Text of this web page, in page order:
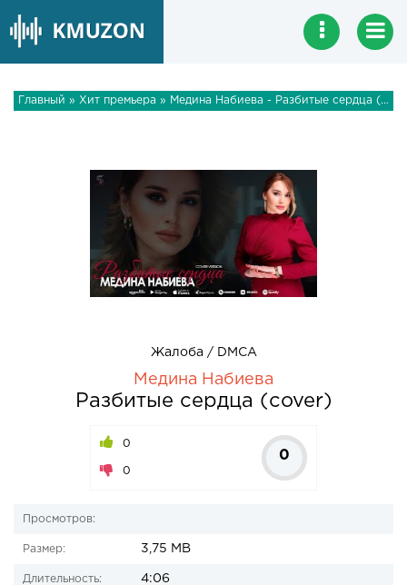
Главный » Хит премьера » Медина Набиева - Разбитые сердца (cover)
Жалоба / DMCA
Медина Набиева
Разбитые сердца (cover)
0
0
0
Просмотров:
Размер: 3,75 MB
Длительность: 4:06